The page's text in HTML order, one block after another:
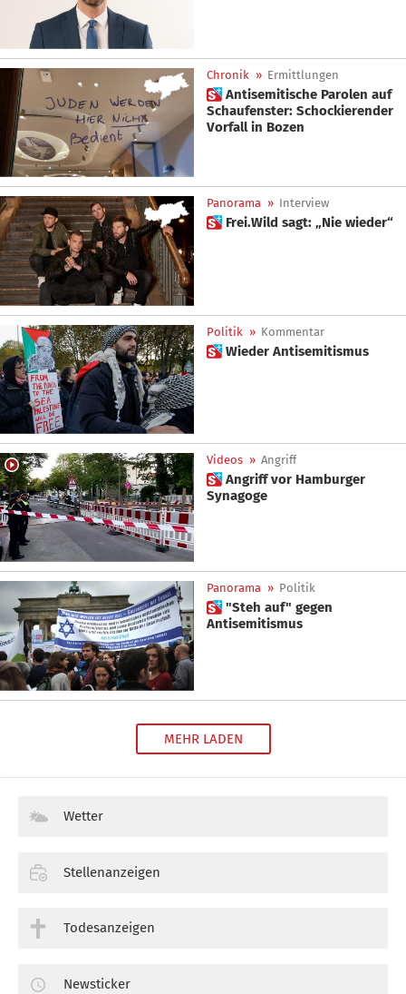
Chronik » Ermittlungen
 Antisemitische Parolen auf
Schaufenster: Schockierender
Vorfall in Bozen
Panorama » Interview
 Frei.Wild sagt: „Nie wieder“
Politik » Kommentar
 Wieder Antisemitismus
Videos » Angriff
 Angriff vor Hamburger
Synagoge
Panorama » Politik
 "Steh auf" gegen
Antisemitismus
MEHR LADEN
Wetter
Stellenanzeigen
Todesanzeigen
Newsticker